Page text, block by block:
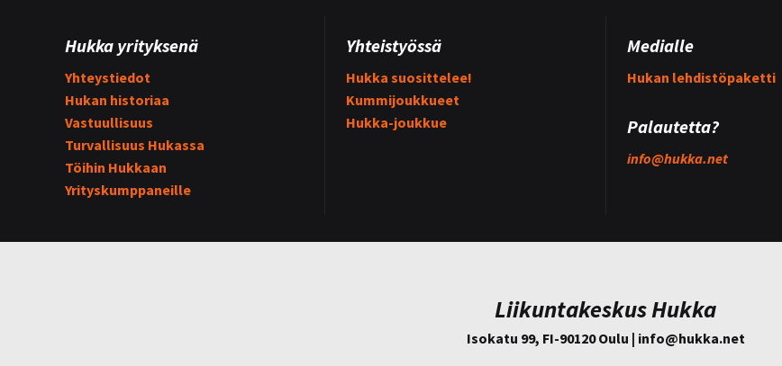
Hukka yrityksenä
Yhteystiedot
Hukan historiaa
Vastuullisuus
Turvallisuus Hukassa
Töihin Hukkaan
Yrityskumppaneille
Yhteistyössä
Hukka suosittelee!
Kummijoukkueet
Hukka-joukkue
Medialle
Hukan lehdistöpaketti
Palautetta?
info@hukka.net
Liikuntakeskus Hukka
Isokatu 99, FI-90120 Oulu | info@hukka.net